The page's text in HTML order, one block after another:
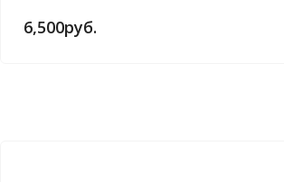
6,500руб.